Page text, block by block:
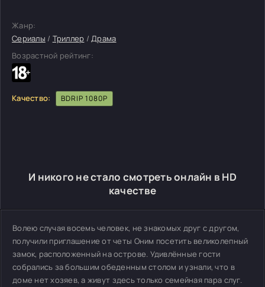
Жанр:
Сериалы / Триллер /Драма
Возрастной рейтинг:
Качество: BDRIP 1080P
И никого не стало смотреть онлайн в HD
качестве
Волею случая восемь человек, не знакомых друг с другом,
получили приглашение от четы Оним посетить великолепный
замок, расположенный на острове. Удивлённые гости
собрались за большим обеденным столом и узнали, что в
доме нет хозяев, а живут здесь только семейная пара слуг.